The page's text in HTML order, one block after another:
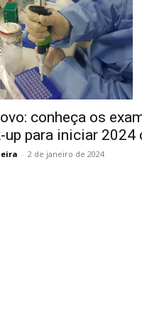
conheça os
up para iniciar 2024
- 2 de janeiro de 2024